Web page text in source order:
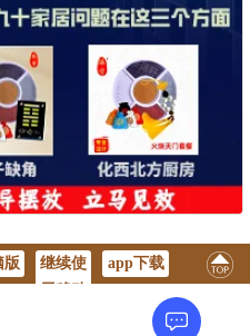
咒符灵仪式。如貔貅、
、八卦图以及其它风水用
自另起炉灶。
，僧尼削发、新娘挽
版
继续使
app下载